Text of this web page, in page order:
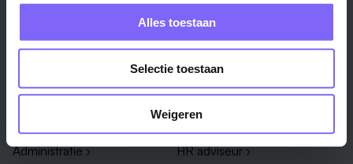
Alles toestaan
Selectie toestaan
Weigeren
Alle steden ›
Vakgebied
Onderwijs ›
Zorg & welzijn ›
Administratie ›
Functie
Productiemedewerker ›
Administratief medewerker ›
HR adviseur ›